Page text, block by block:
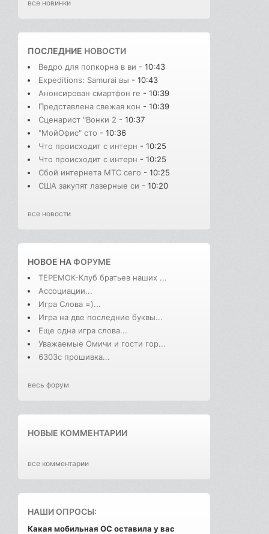
все новинки
ПОСЛЕДНИЕ НОВОСТИ
Ведро для попкорна в ви - 10:43
Expeditions: Samurai вы - 10:43
Анонсирован смартфон re - 10:39
Представлена свежая кон - 10:39
Сценарист "Вонки 2 - 10:37
"МойОфис" сто - 10:36
Что происходит с интерн - 10:25
Что происходит с интерн - 10:25
Сбой интернета МТС сего - 10:25
США закупят лазерные си - 10:20
все новости
НОВОЕ НАФОРУМЕ
ТЕРЕМОК-Клуб братьев наших ...
Ассоциации...
Игра Слова =)...
Игра на две последние буквы...
Еще одна игра слова...
Уважаемые Омичи и гости гор...
6303с прошивка...
весь форум
НОВЫЕ КОММЕНТАРИИ
все комментарии
НАШИ ОПРОСЫ:
Какая мобильная ОС оставила у вас